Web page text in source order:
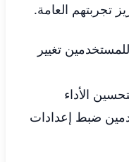
تجربتهم العامة.
تغيير
الأداء
ضبط إعدادات